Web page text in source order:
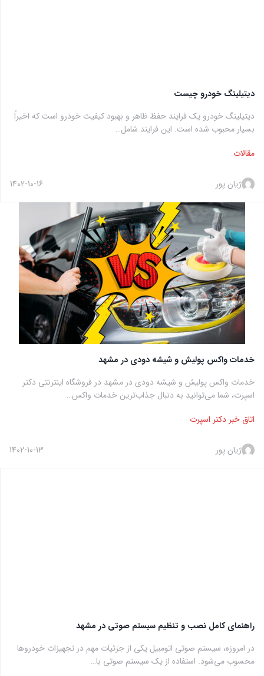
دیتیلینگ خودرو چیست
دیتیلینگ خودرو یک فرایند حفظ ظاهر و بهبود کیفیت خودرو است که اخیراً
بسیار محبوب شده است. این فرایند شامل…
مقالات
ژیان پور 1402-10-16
خدمات واکس پولیش و شیشه دودی در مشهد
خدمات واکس پولیش و شیشه دودی در مشهد در فروشگاه اینترنتی دکتر
اسپرت، شما می‌توانید به دنبال جذاب‌ترین خدمات واکس…
اتاق خبر دکتر اسپرت
ژیان پور 1402-10-13
راهنمای کامل نصب و تنظیم سیستم صوتی در مشهد
در امروزه، سیستم صوتی اتومبیل یکی از جزئیات مهم در تجهیزات خودروها
محسوب می‌شود. استفاده از یک سیستم صوتی با…